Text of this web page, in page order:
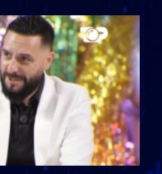
ndonjë letër